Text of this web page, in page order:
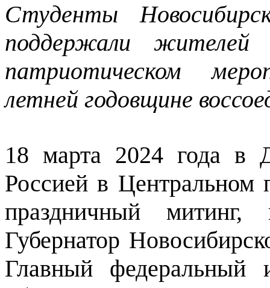
Студенты
поддержали
патриотическом
летней годовщине
18 марта 2024 года в
Россией в Центральном
праздничный митинг,
Губернатор
Главный федеральный